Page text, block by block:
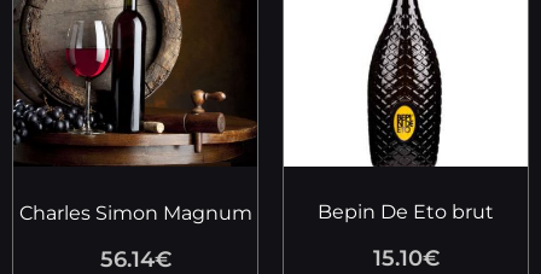
Charles Simon Magnum
56.14€
Bepin De Eto brut
15.10€